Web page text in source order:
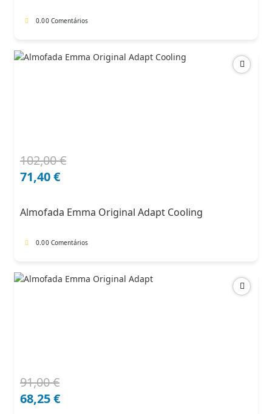
0.00 Comentários
102,00€
O
preço
102,00 €.
71,40€
O
preço
71,40 €.
Almofada Emma Original Adapt Cooling
0.00 Comentários
91,00€
O
preço
68,25€
O
preço